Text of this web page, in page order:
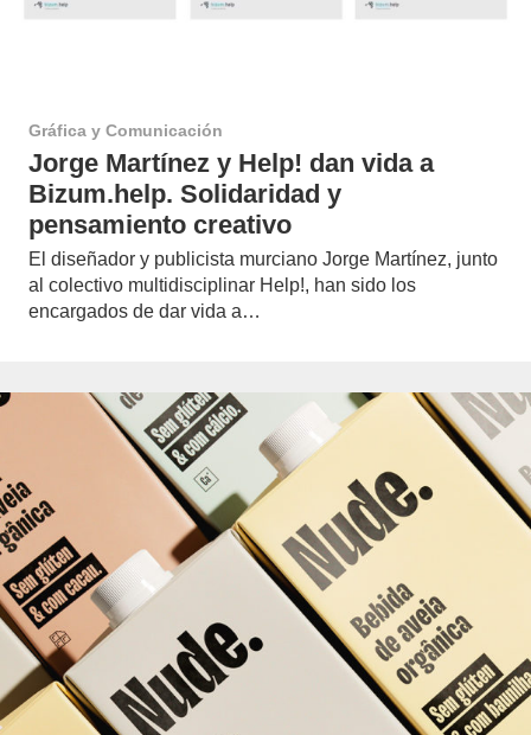
Gráfica y Comunicación
Jorge Martínez y Help! dan vida a
Bizum.help. Solidaridad y
pensamiento creativo
El diseñador y publicista murciano Jorge Martínez, junto
al colectivo multidisciplinar Help!, han sido los
encargados de dar vida a…